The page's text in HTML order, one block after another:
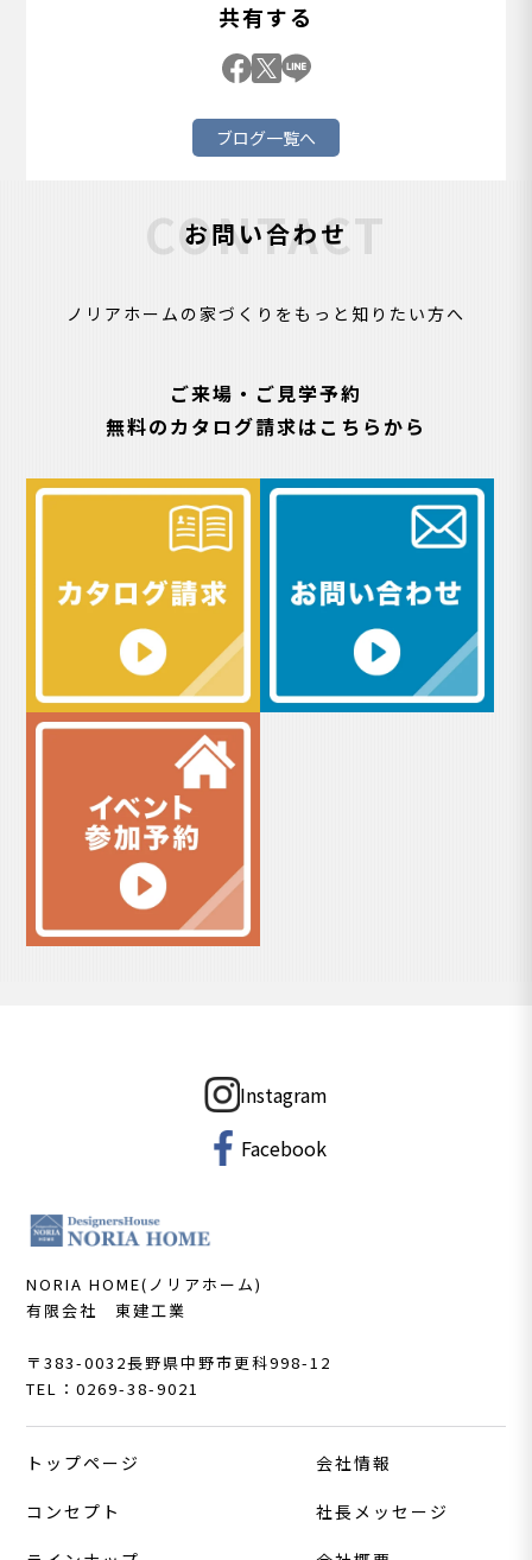
共有する
ブログ一覧へ
お問い合わせ
CONTACT
ノリアホームの家づくりをもっと知りたい方へ
ご来場・ご見学予約
無料のカタログ請求はこちらから
Instagram
Facebook
NORIA HOME(ノリアホーム)
有限会社 東建工業
〒383-0032長野県中野市更科998-12
TEL：0269-38-9021
トップページ
コンセプト
会社情報
社長メッセージ